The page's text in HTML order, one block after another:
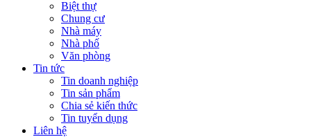
Biệt thự
Chung cư
Nhà máy
Nhà phố
Văn phòng
Tin tức
Tin doanh nghiệp
Tin sản phẩm
Chia sẻ kiến thức
Tin tuyển dụng
Liên hệ